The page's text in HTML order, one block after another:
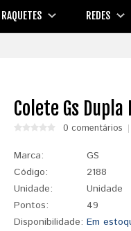
RAQUETES REDES
Colete Gs
0 comentários
Marca:
GS
Código:
2188
Unidade:
Unidade
Pontos:
49
Disponibilidade: Em